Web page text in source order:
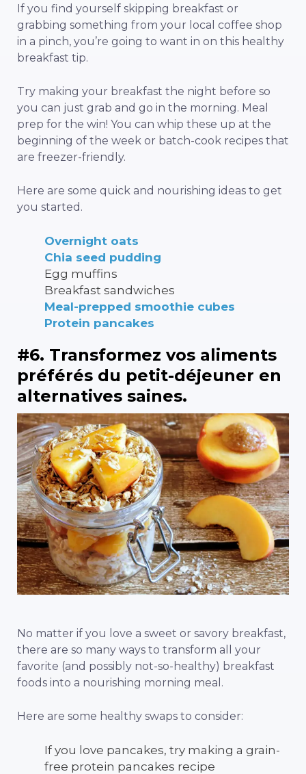
If you find yourself skipping breakfast or
grabbing something from your local coffee shop
in a pinch, you’re going to want in on this healthy
breakfast tip.
Try making your breakfast the night before so
you can just grab and go in the morning. Meal
prep for the win! You can whip these up at the
beginning of the week or batch-cook recipes that
are freezer-friendly.
Here are some quick and nourishing ideas to get
you started.
Overnight oats
Chia seed pudding
Egg muffins
Breakfast sandwiches
Meal-prepped smoothie cubes
Protein pancakes
#6. Transformez vos aliments
préférés du petit-déjeuner en
alternatives saines.
No matter if you love a sweet or savory breakfast,
there are so many ways to transform all your
favorite (and possibly not-so-healthy) breakfast
foods into a nourishing morning meal.
Here are some healthy swaps to consider:
If you love pancakes, try making a grain-
free protein pancakes recipe